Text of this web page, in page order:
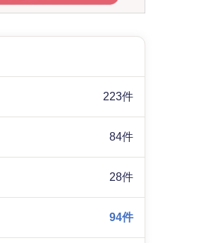
223件
84件
28件
94件